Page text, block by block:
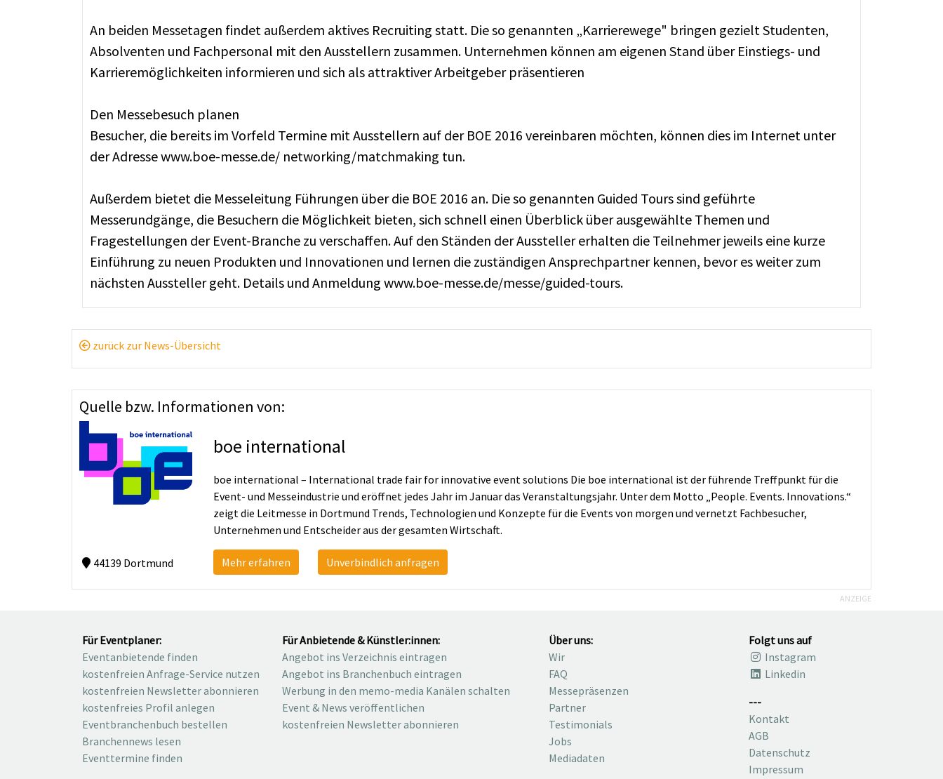
An beiden Messetagen findet außerdem aktives Recruiting statt. Die so genannten „Karrierewege" bringen gezielt Studenten,
Absolventen und Fachpersonal mit den Ausstellern zusammen. Unternehmen können am eigenen Stand über Einstiegs- und
Karrieremöglichkeiten informieren und sich als attraktiver Arbeitgeber präsentieren
Den Messebesuch planen
Besucher, die bereits im Vorfeld Termine mit Ausstellern auf der BOE 2016 vereinbaren möchten, können dies im Internet unter
der Adresse www.boe-messe.de/ networking/matchmaking tun.
Außerdem bietet die Messeleitung Führungen über die BOE 2016 an. Die so genannten Guided Tours sind geführte
Messerundgänge, die Besuchern die Möglichkeit bieten, sich schnell einen Überblick über ausgewählte Themen und
Fragestellungen der Event-Branche zu verschaffen. Auf den Ständen der Aussteller erhalten die Teilnehmer jeweils eine kurze
Einführung zu neuen Produkten und Innovationen und lernen die zuständigen Ansprechpartner kennen, bevor es weiter zum
nächsten Aussteller geht. Details und Anmeldung www.boe-messe.de/messe/guided-tours.
zurück zur News-Übersicht
Quelle bzw. Informationen von:
44139 Dortmund
boe international
boe international – International trade fair for innovative event solutions Die boe international ist der führende Treffpunkt für die
Event- und Messeindustrie und eröffnet jedes Jahr im Januar das Veranstaltungsjahr. Unter dem Motto „People. Events. Innovations.“
zeigt die Leitmesse in Dortmund Trends, Technologien und Konzepte für die Events von morgen und vernetzt Fachbesucher,
Unternehmen und Entscheider aus der gesamten Wirtschaft.
Mehr erfahren Unverbindlich anfragen
ANZEIGE
Für Eventplaner:
Eventanbietende finden
kostenfreien Anfrage-Service nutzen
kostenfreien Newsletter abonnieren
kostenfreies Profil anlegen
Eventbranchenbuch bestellen
Branchennews lesen
Eventtermine finden
Für Anbietende & Künstler:innen:
Angebot ins Verzeichnis eintragen
Angebot ins Branchenbuch eintragen
Werbung in den memo-media Kanälen schalten
Event & News veröffentlichen
kostenfreien Newsletter abonnieren
Über uns:
Wir
FAQ
Messepräsenzen
Partner
Testimonials
Jobs
Mediadaten
Folgt uns auf
Instagram
Linkedin
---
Kontakt
AGB
Datenschutz
Impressum